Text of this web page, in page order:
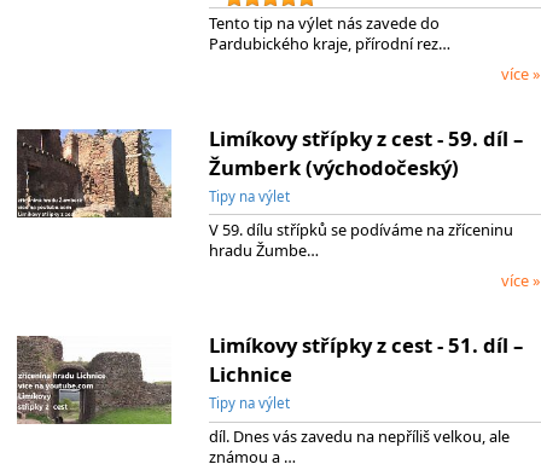
Tento tip na výlet nás zavede do
Pardubického kraje, přírodní rez…
více »
Limíkovy střípky z cest - 59. díl –
Žumberk (východočeský)
Tipy na výlet
V 59. dílu střípků se podíváme na zříceninu
hradu Žumbe…
více »
Limíkovy střípky z cest - 51. díl –
Lichnice
Tipy na výlet
díl. Dnes vás zavedu na nepříliš velkou, ale
známou a …